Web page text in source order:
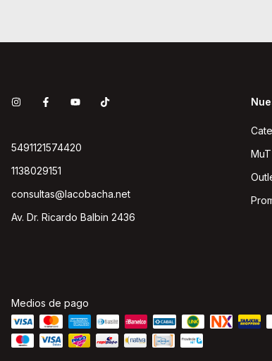
5491121574420
1138029151
consultas@lacobacha.net
Av. Dr. Ricardo Balbin 2436
MuT
Medios de pago